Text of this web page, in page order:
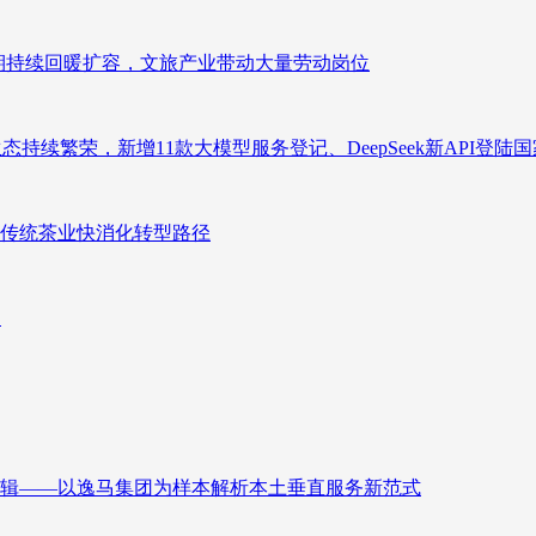
续回暖扩容，文旅产业带动大量劳动岗位
续繁荣，新增11款大模型服务登记、DeepSeek新API登陆
统茶业快消化转型路径
——以逸马集团为样本解析本土垂直服务新范式